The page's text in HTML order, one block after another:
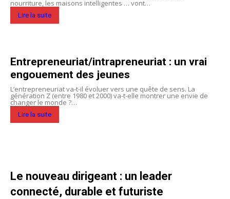
nourriture, les maisons intelligentes … vont…
Lire la suite
Entrepreneuriat/intrapreneuriat : un vrai
engouement des jeunes
L’entrepreneuriat va-t-il évoluer vers une quête de sens. La
génération Z (entre 1980 et 2000) va-t-elle montrer une envie de
changer le monde ?…
Lire la suite
Le nouveau dirigeant : un leader
connecté, durable et futuriste